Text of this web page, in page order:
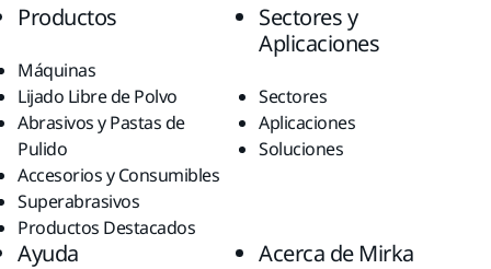
Productos
Máquinas
Lijado Libre de Polvo
Abrasivos y Pastas de
Pulido
Accesorios y Consumibles
Superabrasivos
Productos Destacados
Sectores y
Aplicaciones
Sectores
Aplicaciones
Soluciones
Ayuda Acerca de Mirka